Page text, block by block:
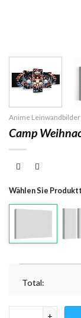
Anime Leinwandbilder
Camp
Wählen Sie
Total: